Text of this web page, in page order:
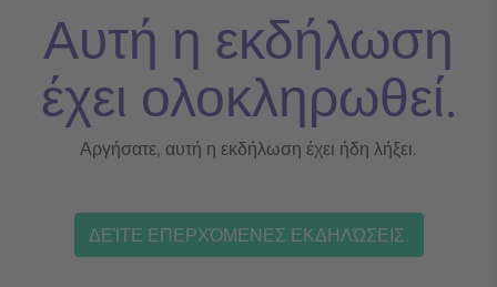
Αυτή η εκδήλωση
έχει ολοκληρωθεί.
Αργήσατε, αυτή η εκδήλωση έχει ήδη λήξει.
ΔΕΊΤΕ ΕΠΕΡΧΌΜΕΝΕΣ ΕΚΔΗΛΏΣΕΙΣ.